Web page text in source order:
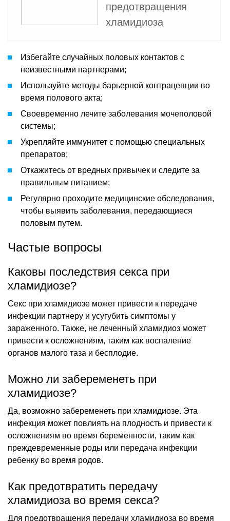
предотвращения
хламидиоза
Избегайте случайных половых контактов с
неизвестными партнерами;
Используйте методы барьерной контрацепции во
время полового акта;
Своевременно лечите заболевания мочеполовой
системы;
Укрепляйте иммунитет с помощью специальных
препаратов;
Откажитесь от вредных привычек и следите за
правильным питанием;
Регулярно проходите медицинские обследования,
чтобы выявить заболевания, передающиеся
половым путем.
Частые вопросы
Каковы последствия секса при
хламидиозе?
Секс при хламидиозе может привести к передаче
инфекции партнеру и усугубить симптомы у
зараженного. Также, не леченный хламидиоз может
привести к осложнениям, таким как воспаление
органов малого таза и бесплодие.
Можно ли забеременеть при
хламидиозе?
Да, возможно забеременеть при хламидиозе. Эта
инфекция может повлиять на плодность и привести к
осложнениям во время беременности, таким как
преждевременные роды или передача инфекции
ребенку во время родов.
Как предотвратить передачу
хламидиоза во время секса?
Для предотвращения передачи хламидиоза во время